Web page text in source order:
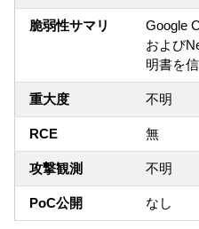
脆弱性サマリ
Google
および
明書を
重大度 不明
RCE 無
攻撃観測 不明
PoC公開 なし